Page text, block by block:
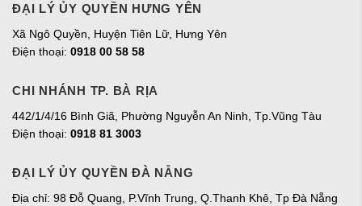
ĐẠI LÝ ỦY QUYỀN HƯNG YÊN
Xã Ngô Quyền, Huyện Tiên Lữ, Hưng Yên
Điện thoại: 0918 00 58 58
CHI NHÁNH TP. BÀ RỊA
442/1/4/16 Bình Giã, Phường Nguyễn An Ninh, Tp.Vũng Tàu
Điện thoại: 0918 81 3003
ĐẠI LÝ ỦY QUYỀN ĐÀ NẴNG
Địa chỉ: 98 Đỗ Quang, P.Vĩnh Trung, Q.Thanh Khê, Tp Đà Nẵng